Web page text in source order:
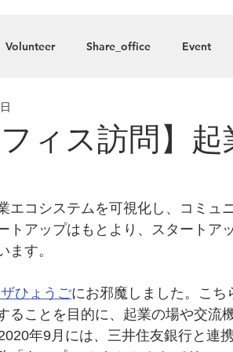
Volunteer Share_office Event
フィス訪問】
コシステムを可視化し、コミュ
トアップはもとより、スタートア
ます。
ひょうごにお邪魔しました。こち
ることを目的に、起業の場や交流
年9月には、 三井住友銀行と連